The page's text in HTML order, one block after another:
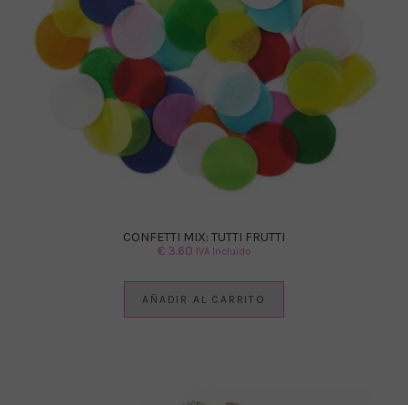
CONFETTI MIX: TUTTI FRUTTI
€3.60 IVA Incluido
AÑADIR AL CARRITO